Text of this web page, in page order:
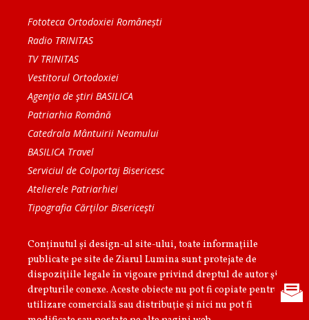
Fototeca Ortodoxiei Românești
Radio TRINITAS
TV TRINITAS
Vestitorul Ortodoxiei
Agenţia de ştiri BASILICA
Patriarhia Română
Catedrala Mântuirii Neamului
BASILICA Travel
Serviciul de Colportaj Bisericesc
Atelierele Patriarhiei
Tipografia Cărţilor Bisericeşti
Conținutul și design-ul site-ului, toate informaţiile
publicate pe site de Ziarul Lumina sunt protejate de
dispoziţiile legale în vigoare privind dreptul de autor şi
drepturile conexe. Aceste obiecte nu pot fi copiate pentru
utilizare comercială sau distribuţie şi nici nu pot fi